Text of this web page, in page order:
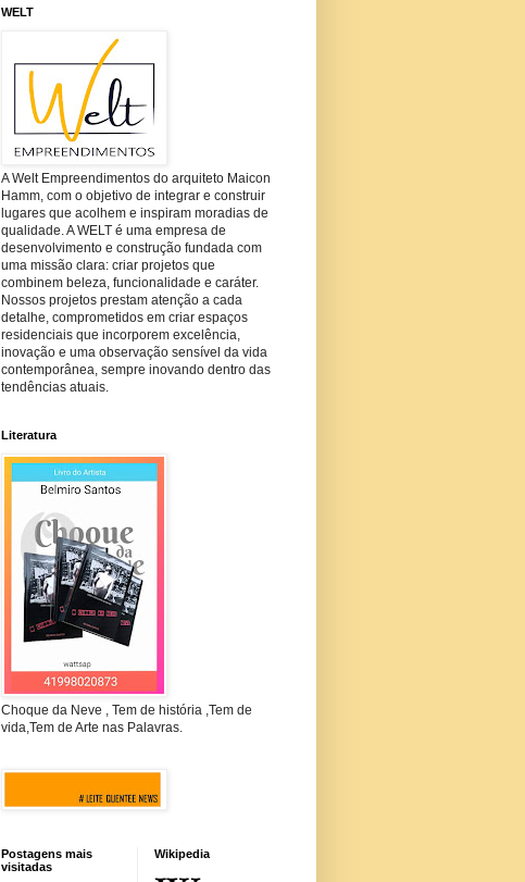
WELT
A Welt Empreendimentos do arquiteto Maicon
Hamm, com o objetivo de integrar e construir
lugares que acolhem e inspiram moradias de
qualidade. A WELT é uma empresa de
desenvolvimento e construção fundada com
uma missão clara: criar projetos que
combinem beleza, funcionalidade e caráter.
Nossos projetos prestam atenção a cada
detalhe, comprometidos em criar espaços
residenciais que incorporem excelência,
inovação e uma observação sensível da vida
contemporânea, sempre inovando dentro das
tendências atuais.
Literatura
Choque da Neve , Tem de história ,Tem de
vida,Tem de Arte nas Palavras.
Postagens mais
visitadas
Wikipedia